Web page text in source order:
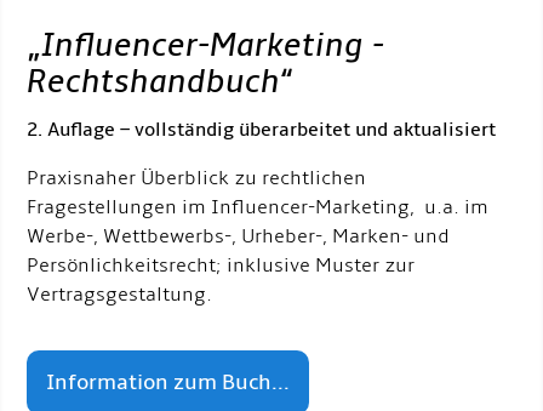
„Influencer-Marketing -
Rechtshandbuch“
2. Auflage – vollständig überarbeitet und aktualisiert
Praxisnaher Überblick zu rechtlichen
Fragestellungen im Influencer-Marketing, u.a. im
Werbe-, Wettbewerbs-, Urheber-, Marken- und
Persönlichkeitsrecht; inklusive Muster zur
Vertragsgestaltung.
Information zum Buch...